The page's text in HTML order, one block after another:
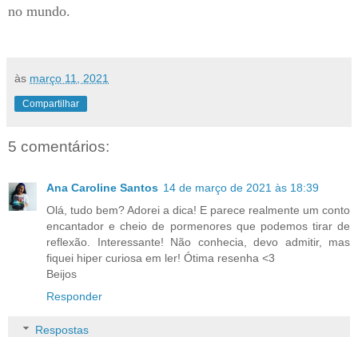
no mundo.
às março 11, 2021
Compartilhar
5 comentários:
Ana Caroline Santos 14 de março de 2021 às 18:39
Olá, tudo bem? Adorei a dica! E parece realmente um conto
encantador e cheio de pormenores que podemos tirar de
reflexão. Interessante! Não conhecia, devo admitir, mas
fiquei hiper curiosa em ler! Ótima resenha <3
Beijos
Responder
Respostas